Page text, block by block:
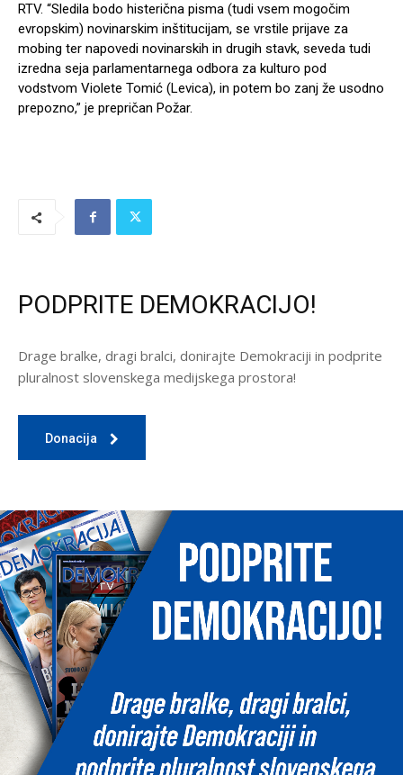
RTV. “Sledila bodo histerična pisma (tudi vsem mogočim
evropskim) novinarskim inštitucijam, se vrstile prijave za
mobing ter napovedi novinarskih in drugih stavk, seveda tudi
izredna seja parlamentarnega odbora za kulturo pod
vodstvom Violete Tomić (Levica), in potem bo zanj že usodno
prepozno,” je prepričan Požar.
PODPRITE DEMOKRACIJO!
Drage bralke, dragi bralci, donirajte Demokraciji in podprite
pluralnost slovenskega medijskega prostora!
Donacija